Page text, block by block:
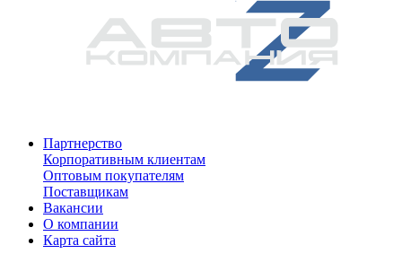
Партнерство
Корпоративным клиентам
Оптовым покупателям
Поставщикам
Вакансии
О компании
Карта сайта